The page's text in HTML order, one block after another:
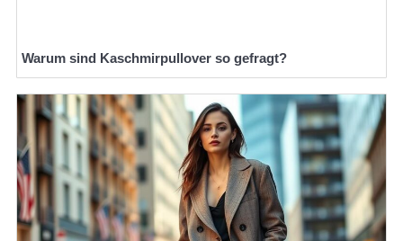
Warum sind Kaschmirpullover so gefragt?